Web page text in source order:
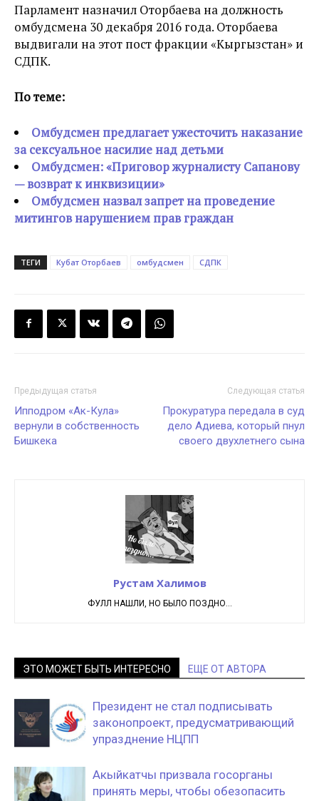
Парламент назначил Оторбаева на должность
омбудсмена 30 декабря 2016 года. Оторбаева
выдвигали на этот пост фракции «Кыргызстан» и
СДПК.
По теме:
Омбудсмен предлагает ужесточить наказание
за сексуальное насилие над детьми
Омбудсмен: «Приговор журналисту Сапанову
— возврат к инквизиции»
Омбудсмен назвал запрет на проведение
митингов нарушением прав граждан
ТЕГИ Кубат Оторбаев омбудсмен СДПК
Предыдущая статья
Ипподром «Ак-Кула»
вернули в собственность
Бишкека
Следующая статья
Прокуратура передала в суд
дело Адиева, который пнул
своего двухлетнего сына
Рустам Халимов
ФУЛЛ НАШЛИ, НО БЫЛО ПОЗДНО...
ЭТО МОЖЕТ БЫТЬ ИНТЕРЕСНО ЕЩЕ ОТ АВТОРА
Президент не стал подписывать
законопроект, предусматривающий
упразднение НЦПП
Акыйкатчы призвала госорганы
принять меры, чтобы обезопасить